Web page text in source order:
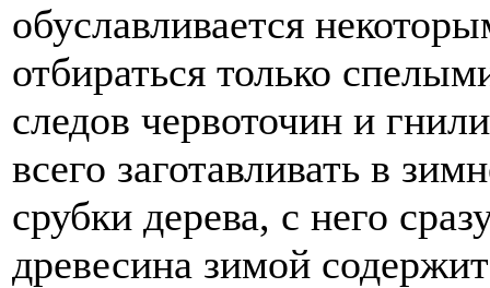
обуславливается
отбираться только
следов червоточин и
всего заготавливать в
срубки дерева, с него
древесина зимой